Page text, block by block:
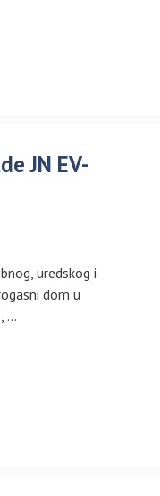
JN EV-
uredskog i
dom u
…